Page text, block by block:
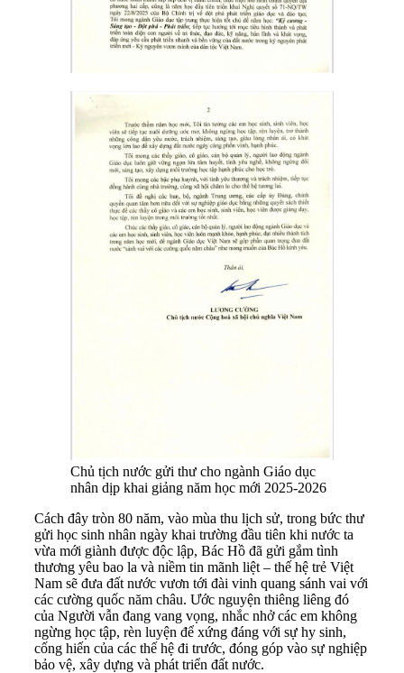
Chủ tịch nước gửi thư cho ngành Giáo dục
nhân dịp khai giảng năm học mới 2025-2026
Cách đây tròn 80 năm, vào mùa thu lịch sử, trong bức thư
gửi học sinh nhân ngày khai trường đầu tiên khi nước ta
vừa mới giành được độc lập, Bác Hồ đã gửi gắm tình
thương yêu bao la và niềm tin mãnh liệt – thế hệ trẻ Việt
Nam sẽ đưa đất nước vươn tới đài vinh quang sánh vai với
các cường quốc năm châu. Ước nguyện thiêng liêng đó
của Người vẫn đang vang vọng, nhắc nhở các em không
ngừng học tập, rèn luyện để xứng đáng với sự hy sinh,
cống hiến của các thế hệ đi trước, đóng góp vào sự nghiệp
bảo vệ, xây dựng và phát triển đất nước.